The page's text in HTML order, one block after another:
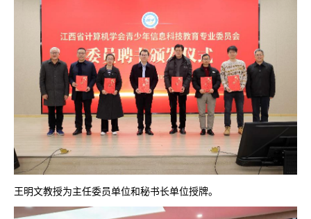
王明文教授为主任委员单位和秘书长单位授牌。